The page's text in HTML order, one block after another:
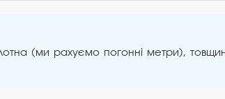
(ми рахуємо погонні метри),